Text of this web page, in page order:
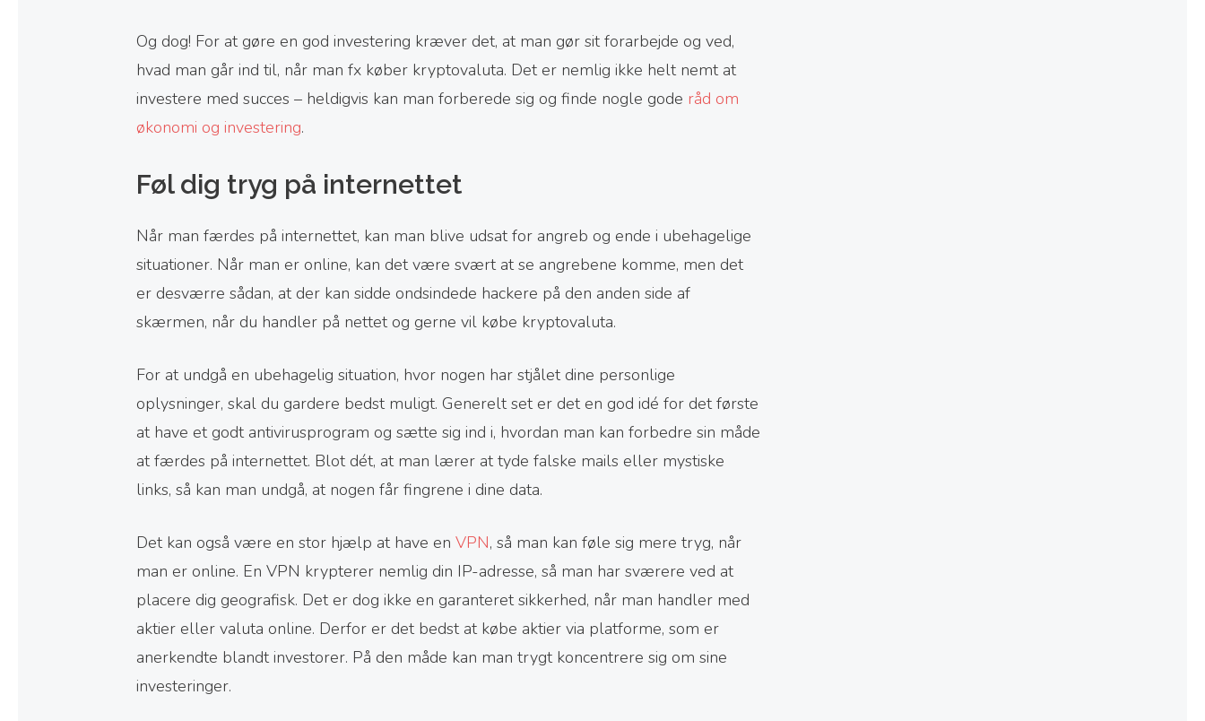
Og dog! For at gøre en god investering kræver det, at man gør sit forarbejde og ved,
hvad man går ind til, når man fx køber kryptovaluta. Det er nemlig ikke helt nemt at
investere med succes – heldigvis kan man forberede sig og finde nogle gode råd om
økonomi og investering.
Føl dig tryg på internettet
Når man færdes på internettet, kan man blive udsat for angreb og ende i ubehagelige
situationer. Når man er online, kan det være svært at se angrebene komme, men det
er desværre sådan, at der kan sidde ondsindede hackere på den anden side af
skærmen, når du handler på nettet og gerne vil købe kryptovaluta.
For at undgå en ubehagelig situation, hvor nogen har stjålet dine personlige
oplysninger, skal du gardere bedst muligt. Generelt set er det en god idé for det første
at have et godt antivirusprogram og sætte sig ind i, hvordan man kan forbedre sin måde
at færdes på internettet. Blot dét, at man lærer at tyde falske mails eller mystiske
links, så kan man undgå, at nogen får fingrene i dine data.
Det kan også være en stor hjælp at have en VPN, så man kan føle sig mere tryg, når
man er online. En VPN krypterer nemlig din IP-adresse, så man har sværere ved at
placere dig geografisk. Det er dog ikke en garanteret sikkerhed, når man handler med
aktier eller valuta online. Derfor er det bedst at købe aktier via platforme, som er
anerkendte blandt investorer. På den måde kan man trygt koncentrere sig om sine
investeringer.